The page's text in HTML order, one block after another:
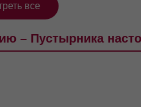
все
– Пустырника